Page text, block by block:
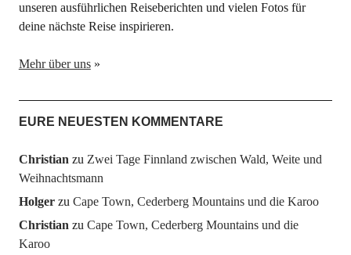
unseren ausführlichen Reiseberichten und vielen Fotos für
deine nächste Reise inspirieren.
Mehr über uns»
EURE NEUESTEN KOMMENTARE
Christian zu Zwei Tage Finnland zwischen Wald, Weite und
Weihnachtsmann
Holgerzu Cape Town, Cederberg Mountains und die Karoo
Christian zu Cape Town, Cederberg Mountains und die
Karoo